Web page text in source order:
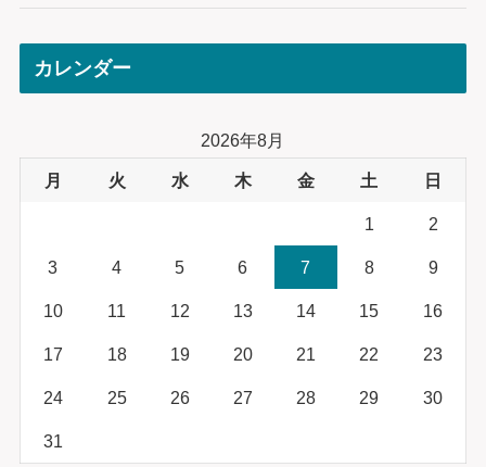
カレンダー
2026年8月
月 火 水 木 金 土 日
1 2
3 4 5 6 7 8 9
10 11 12 13 14 15 16
17 18 19 20 21 22 23
24 25 26 27 28 29 30
31